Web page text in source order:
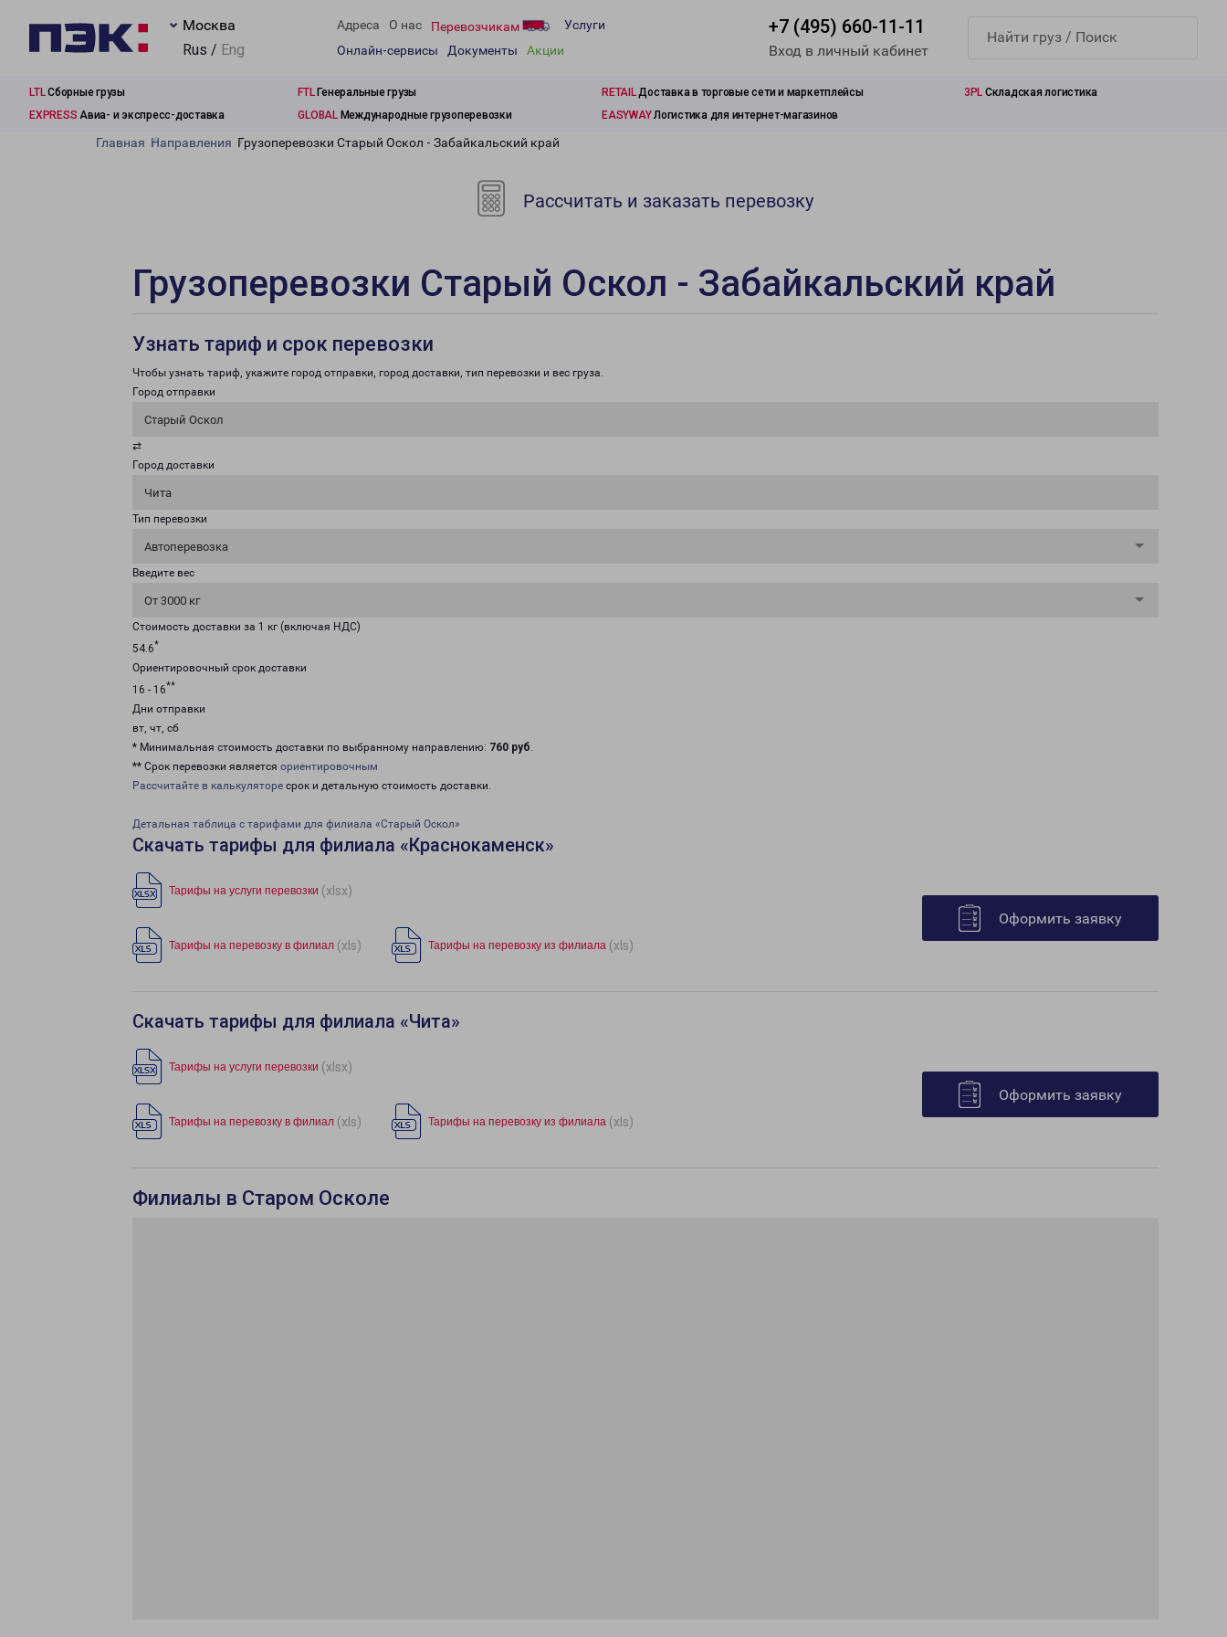
Москва
Rus / Eng
Адреса О нас Перевозчикам
Услуги
Онлайн-сервисы
Документы Акции
+7 (495) 660-11-11
Вход в личный кабинет
LTLСборные грузы FTLГенеральные грузы RETAILДоставка в торговые сети и маркетплейсы 3PL Складская логистика
EXPRESS Авиа- и экспресс-доставка GLOBALМеждународные грузоперевозки EASYWAYЛогистика для интернет-магазинов
Главная Направления Грузоперевозки Старый Оскол - Забайкальский край
Рассчитать и заказать перевозку
Грузоперевозки Старый Оскол - Забайкальский край
Узнать тариф и срок перевозки
Чтобы узнать тариф, укажите город отправки, город доставки, тип перевозки и вес груза.
Город отправки
Старый Оскол
⇄
Город доставки
Чита
Тип перевозки
Автоперевозка
Введите вес
От 3000 кг
Стоимость доставки за 1 кг (включая НДС)
54.6*
Ориентировочный срок доставки
16 - 16**
Дни отправки
вт, чт, сб
* Минимальная стоимость доставки по выбранному направлению: 760 руб.
** Срок перевозки является ориентировочным
Рассчитайте в калькуляторе срок и детальную стоимость доставки.
Детальная таблица с тарифами для филиала «Старый Оскол»
Скачать тарифы для филиала «Краснокаменск»
Тарифы на услуги перевозки (xlsx)
Тарифы на перевозку в филиал (xls) Тарифы на перевозку из филиала (xls)
Оформить заявку
Скачать тарифы для филиала «Чита»
Тарифы на услуги перевозки (xlsx)
Тарифы на перевозку в филиал (xls) Тарифы на перевозку из филиала (xls)
Оформить заявку
Филиалы в Старом Осколе